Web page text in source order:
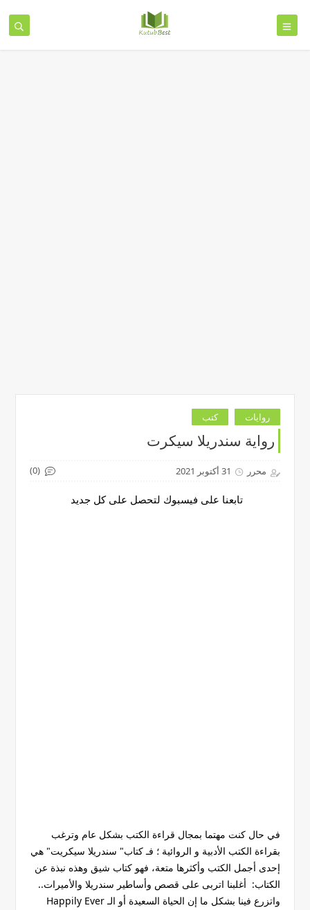
روايات كتب
رواية سندريلا سيكرت
محرر 31 أكتوبر 2021 (0)
تابعنا على فيسبوك لتحصل على كل جديد
في حال كنت مهتما بمجال قراءة الكتب بشكل عام وترغب
بقراءة الكتب الأدبية و الروائية ؛ فـ كتاب" سندريلا سيكريت" هي
إحدى أجمل الكتب وأكثرها متعة، فهو كتاب شيق وهذه نبذة عن
الكتاب: أغلبنا اتربى على قصص وأساطير سندريلا والأميرات..
واتزرع فينا بشكل ما إن الحياة السعيدة أو الـ Happily Ever